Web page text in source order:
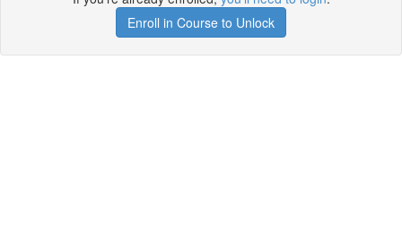
Enroll in Course to Unlock